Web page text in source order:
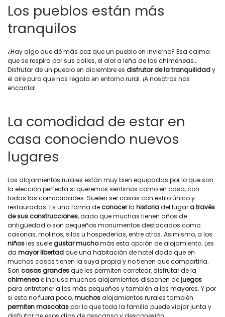
Los pueblos están más
tranquilos
¿Hay algo que dé más paz que un pueblo en invierno? Esa calma
que se respira por sus calles, el olor a leña de las chimeneas…
Disfrutar de un pueblo en diciembre es disfrutar de la tranquilidady
el aire puro que nos regala en entorno rural. ¡A nosotros nos
encanta!
La comodidad de estar en
casa conociendo nuevos
lugares
Los alojamientos rurales están muy bien equipadas por lo que son
la elección perfecta si queremos sentirnos como en casa, con
todas las comodidades. Suelen ser casas con estilo único y
restauradas. Es una forma deconocerla historiadel lugar a través
de sus construcciones, dado que muchas tienen años de
antigüedad o son pequeños monumentos destacados como
casonas, molinos, silos u hospederías, entre otros. Asimismo, a los
niñosles suele gustar muchomás esta opción de alojamiento. Les
da mayor libertadque una habitación de hotel dado que en
muchos casos tienen la suya propia y no tienen que compartirla.
Son casas grandesque les permiten corretear, disfrutar de la
chimeneae incluso muchas alojamientos disponen dejuegos
para entretener a los más pequeños y también a los mayores. Y por
si esto no fuera poco,muchosalojamientos rurales también
permitenmascotaspor lo que toda la familia puede viajar junta y